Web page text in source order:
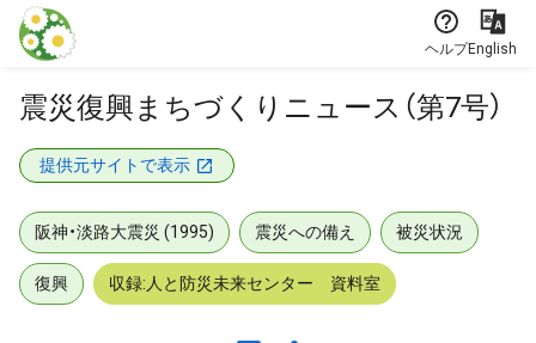
本文に飛ぶ
ヘルプEnglish
震災復興まちづくりニュース（第7号）
提供元サイトで表示
阪神・淡路大震災 (1995) 震災への備え 被災状況
復興 収録:人と防災未来センター 資料室